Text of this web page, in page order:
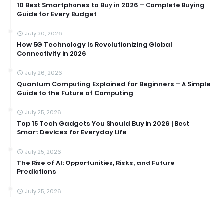
10 Best Smartphones to Buy in 2026 – Complete Buying
Guide for Every Budget
July 30, 2026
How 5G Technology Is Revolutionizing Global
Connectivity in 2026
July 26, 2026
Quantum Computing Explained for Beginners – A Simple
Guide to the Future of Computing
July 25, 2026
Top 15 Tech Gadgets You Should Buy in 2026 | Best
Smart Devices for Everyday Life
July 25, 2026
The Rise of AI: Opportunities, Risks, and Future
Predictions
July 25, 2026